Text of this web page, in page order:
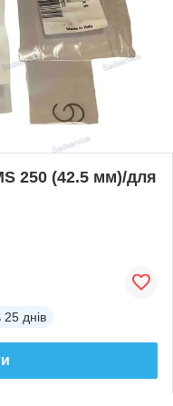
250 (42.5 мм)/для
25 днів